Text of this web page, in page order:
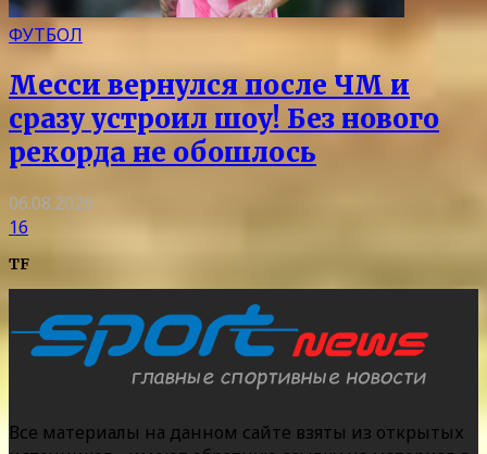
ФУТБОЛ
Месси вернулся после ЧМ и
сразу устроил шоу! Без нового
рекорда не обошлось
06.08.2026
16
TF
Все материалы на данном сайте взяты из открытых